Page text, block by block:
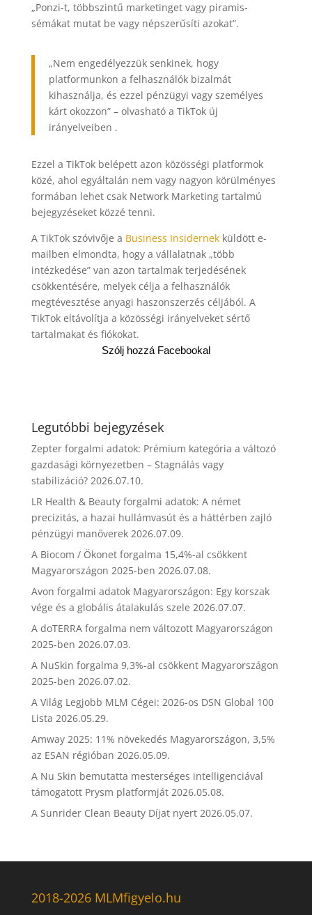
„Ponzi-t, többszintű marketinget vagy piramis-
sémákat mutat be vagy népszerűsíti azokat”.
„Nem engedélyezzük senkinek, hogy
platformunkon a felhasználók bizalmát
kihasználja, és ezzel pénzügyi vagy személyes
kárt okozzon” – olvasható a TikTok új
irányelveiben .
Ezzel a TikTok belépett azon közösségi platformok
közé, ahol egyáltalán nem vagy nagyon körülményes
formában lehet csak Network Marketing tartalmú
bejegyzéseket közzé tenni.
A TikTok szóvivője a Business Insidernekküldött e-
mailben elmondta, hogy a vállalatnak „több
intézkedése” van azon tartalmak terjedésének
csökkentésére, melyek célja a felhasználók
megtévesztése anyagi haszonszerzés céljából. A
TikTok eltávolítja a közösségi irányelveket sértő
tartalmakat és fiókokat.
Szólj hozzá Facebookal
Legutóbbi bejegyzések
Zepter forgalmi adatok: Prémium kategória a változó
gazdasági környezetben – Stagnálás vagy
stabilizáció? 2026.07.10.
LR Health & Beauty forgalmi adatok: A német
precizitás, a hazai hullámvasút és a háttérben zajló
pénzügyi manőverek 2026.07.09.
A Biocom / Ökonet forgalma 15,4%-al csökkent
Magyarországon 2025-ben 2026.07.08.
Avon forgalmi adatok Magyarországon: Egy korszak
vége és a globális átalakulás szele 2026.07.07.
A doTERRA forgalma nem változott Magyarországon
2025-ben 2026.07.03.
A NuSkin forgalma 9,3%-al csökkent Magyarországon
2025-ben 2026.07.02.
A Világ Legjobb MLM Cégei: 2026-os DSN Global 100
Lista 2026.05.29.
Amway 2025: 11% növekedés Magyarországon, 3,5%
az ESAN régióban 2026.05.09.
A Nu Skin bemutatta mesterséges intelligenciával
támogatott Prysm platformját 2026.05.08.
A Sunrider Clean Beauty Díjat nyert 2026.05.07.
2018-2026 MLMfigyelo.hu